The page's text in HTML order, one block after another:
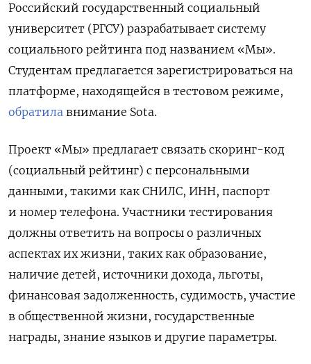
Российский государственный социальный
университет (РГСУ) разрабатывает систему
социального рейтинга под названием «Мы».
Студентам предлагается зарегистрироваться на
платформе, находящейся в тестовом режиме,
обратила внимание Sota.
Проект «Мы» предлагает связать скоринг-код
(социальный рейтинг) с персональными
данными, такими как СНИЛС, ИНН, паспорт
и номер телефона. Участники тестирования
должны ответить на вопросы о различных
аспектах их жизни, таких как образование,
наличие детей, источники дохода, льготы,
финансовая задолженность, судимость, участие
в общественной жизни, государственные
награды, знание языков и другие параметры.